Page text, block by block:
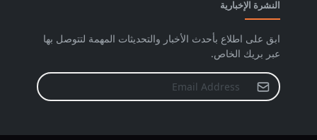
النشرة الإخبارية
ابق على اطلاع بأحدث الأخبار والتحديثات المهمة لتتوصل بها
عبر بريك الخاص.